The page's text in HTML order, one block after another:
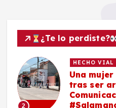
¿Te lo perdiste?
2
HECHO VIAL
Una
tras ser